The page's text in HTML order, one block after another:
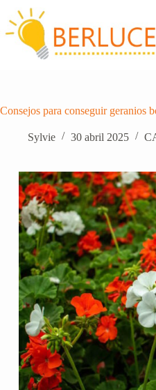
contenido
Consejos para conseguir geranios
Sylvie 30 abril 2025